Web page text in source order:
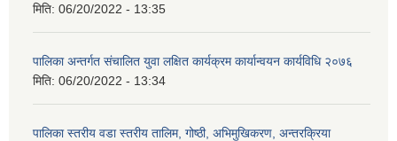
मिति: 06/20/2022 - 13:35
पालिका अन्तर्गत संचालित युवा लक्षित कार्यक्रम कार्यान्वयन कार्यविधि २०७६
मिति: 06/20/2022 - 13:34
पालिका स्तरीय वडा स्तरीय तालिम, गोष्ठी, अभिमुखिकरण, अन्तरक्रिया